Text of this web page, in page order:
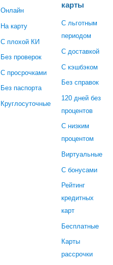
Онлайн
На карту
С плохой КИ
Без проверок
С просрочками
Без паспорта
Круглосуточные
карты
С льготным
периодом
С доставкой
С кэшбэком
Без справок
120 дней без
процентов
С низким
процентом
Виртуальные
С бонусами
Рейтинг
кредитных
карт
Бесплатные
Карты
рассрочки